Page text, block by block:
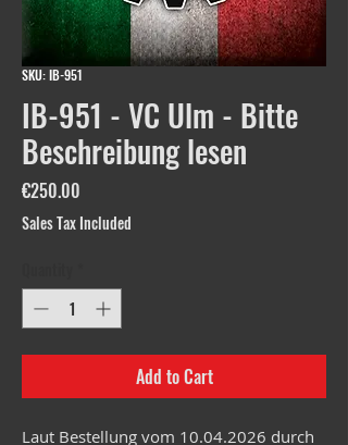
SKU: IB-951
IB-951 - VC Ulm - Bitte
Beschreibung lesen
€250.00
Sales Tax Included
Add to Cart
Laut Bestellung vom 10.04.2026 durch